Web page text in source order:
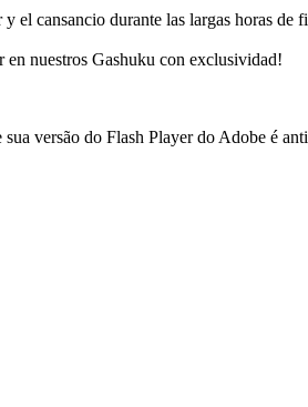
el cansancio durante las largas horas de
nuestros Gashuku con exclusividad!
versão do Flash Player do Adobe é